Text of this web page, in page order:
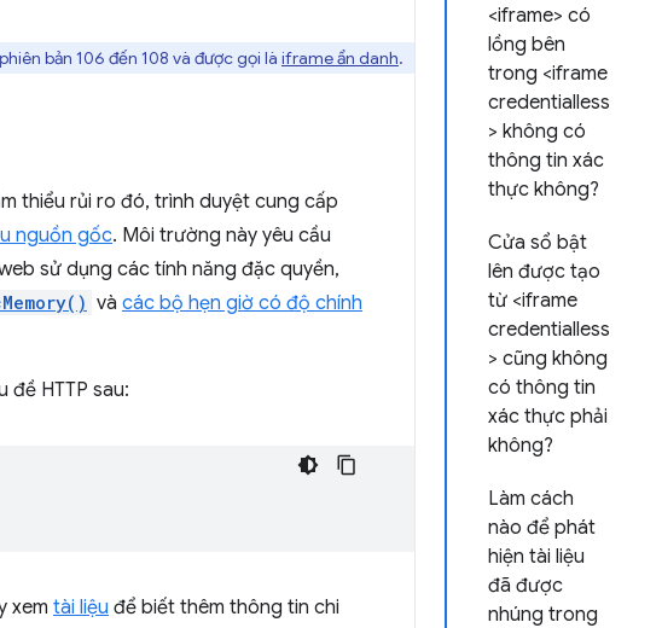
<iframe> có
lồng bên
trong <iframe
credentialless
> không có
thông tin xác
thực không?
Cửa sổ bật
lên được tạo
từ <iframe
credentialless
> cũng không
có thông tin
xác thực phải
không?
Làm cách
nào để phát
hiện tài liệu
đã được
nhúng trong
bản 106 đến 108 và được gọi là iframe ẩn danh.
thiểu rủi ro đó, trình duyệt cung cấp
nguồn gốc. Môi trường này yêu cầu
sử dụng các tính năng đặc quyền,
và các bộ hẹn giờ có độ chính
HTTP sau:
xem tài liệu để biết thêm thông tin chi